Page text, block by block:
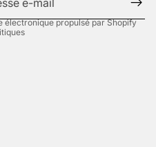
électronique propulsé par Shopify